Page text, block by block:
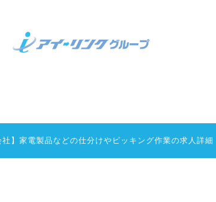
】家電製品などの仕分けやピッキング作業の求人詳細